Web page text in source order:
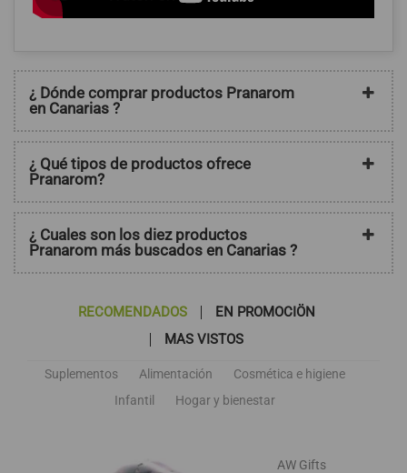
¿ Dónde comprar productos Pranarom
en Canarias ?
¿ Qué tipos de productos ofrece
Pranarom?
¿ Cuales son los diez productos
Pranarom más buscados en Canarias ?
RECOMENDADOS
EN PROMOCIÖN
MAS VISTOS
Suplementos Alimentación
Cosmética e higiene
Infantil
Hogar y bienestar
AW Gifts